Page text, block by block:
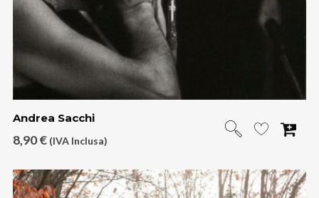
Andrea Sacchi
8,90€ (IVA Inclusa)